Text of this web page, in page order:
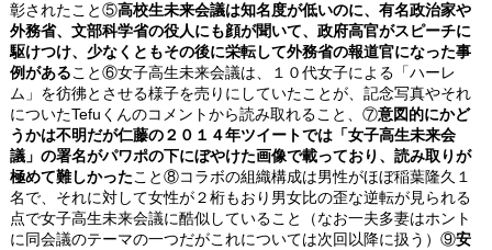
彰されたこと⑤高校生未来会議は知名度が低いのに、有名政治家や
外務省、文部科学省の役人にも顔が聞いて、政府高官がスピーチに
駆けつけ、少なくともその後に栄転して外務省の報道官になった事
例があること⑥女子高生未来会議は、１０代女子による「ハーレ
ム」を彷彿とさせる様子を売りにしていたことが、記念写真やそれ
についたTefuくんのコメントから読み取れること、⑦意図的にかど
うかは不明だが仁藤の２０１４年ツイートでは「女子高生未来会
議」の署名がパワポの下にぼやけた画像で載っており、読み取りが
極めて難しかったこと⑧コラボの組織構成は男性がほぼ稲葉隆久１
名で、それに対して女性が２桁もおり男女比の歪な逆転が見られる
点で女子高生未来会議に酷似していること（なお一夫多妻はホント
に同会議のテーマの一つだがこれについては次回以降に扱う）⑨安